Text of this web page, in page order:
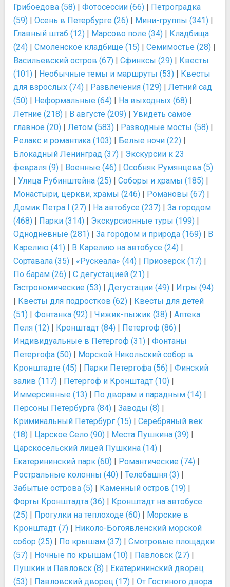
Грибоедова (58) | Фотосессии (66) | Петроградка
(59) | Осень в Петербурге (26) | Мини-группы (341) |
Главный штаб (12) | Марсово поле (34) | Кладбища
(24) | Смоленское кладбище (15) | Семимостье (28) |
Васильевский остров (67) | Сфинксы (29) | Квесты
(101) | Необычные темы и маршруты (53) | Квесты
для взрослых (74) | Развлечения (129) | Летний сад
(50) | Неформальные (64) | На выходных (68) |
Летние (218) | В августе (209) | Увидеть самое
главное (20) | Летом (583) | Разводные мосты (58) |
Релакс и романтика (103) | Белые ночи (22) |
Блокадный Ленинград (37) | Экскурсии к 23
февраля (9) | Военные (46) | Особняк Румянцева (5)
| Улица Рубинштейна (25) | Соборы и храмы (185) |
Монастыри, церкви, храмы (246) | Романовы (67) |
Домик Петра I (27) | На автобусе (237) | За городом
(468) | Парки (314) | Экскурсионные туры (199) |
Однодневные (281) | За городом и природа (169) | В
Карелию (41) | В Карелию на автобусе (24) |
Сортавала (35) | «Рускеала» (44) | Приозерск (17) |
По барам (26) | С дегустацией (21) |
Гастрономические (53) | Дегустации (49) | Игры (94)
| Квесты для подростков (62) | Квесты для детей
(51) | Фонтанка (92) | Чижик-пыжик (38) | Аптека
Пеля (12) | Кронштадт (84) | Петергоф (86) |
Индивидуальные в Петергоф (31) | Фонтаны
Петергофа (50) | Морской Никольский собор в
Кронштадте (45) | Парки Петергофа (56) | Финский
залив (117) | Петергоф и Кронштадт (10) |
Иммерсивные (13) | По дворам и парадным (14) |
Персоны Петербурга (84) | Заводы (8) |
Криминальный Петербург (15) | Серебряный век
(18) | Царское Село (90) | Места Пушкина (39) |
Царскосельский лицей Пушкина (14) |
Екатерининский парк (60) | Романтические (74) |
Ростральные колонны (40) | Телебашня (3) |
Забытые острова (5) | Каменный остров (19) |
Форты Кронштадта (36) | Кронштадт на автобусе
(25) | Прогулки на теплоходе (60) | Морские в
Кронштадт (7) | Николо-Богоявленский морской
собор (25) | По крышам (37) | Смотровые площадки
(57) | Ночные по крышам (10) | Павловск (27) |
Пушкин и Павловск (8) | Екатерининский дворец
(53) | Павловский дворец (17) | От Гостиного двора